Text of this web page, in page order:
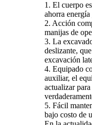
1. El cuerpo
ahorra
2. Acción
manijas de
3. La
deslizante,
excavación
4. Equipado
auxiliar, el
actualizar
5. Fácil
bajo costo de